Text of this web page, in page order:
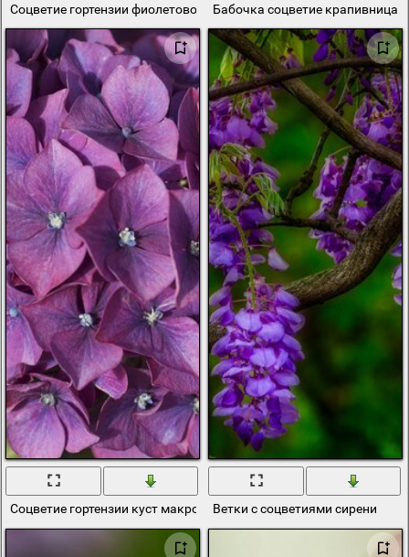
Соцветие гортензии фиолетового цветаБабочка соцветие крапивница
Соцветие гортензии куст макро Ветки с соцветиями сирени